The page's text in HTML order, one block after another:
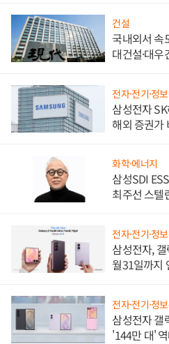
건설
국내외서 속
대건설·대
전자·전기·정
삼성전자
해외 증권가
화학·에너지
삼성SDI
최주선 스텔
전자·전기·정
삼성전자,
월31일까지
전자·전기·정
삼성전자 갤
'144만 대'